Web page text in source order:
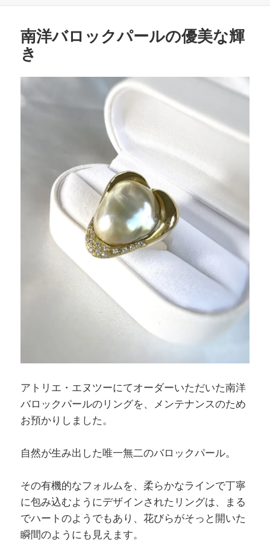
o
o
南洋バロックパールの優美な輝
き
アトリエ・エヌツーにてオーダーいただいた南洋
バロックパールのリングを、メンテナンスのため
お預かりしました。
自然が生み出した唯一無二のバロックパール。
その有機的なフォルムを、柔らかなラインで丁寧
に包み込むようにデザインされたリングは、まる
でハートのようでもあり、花びらがそっと開いた
瞬間のようにも見えます。